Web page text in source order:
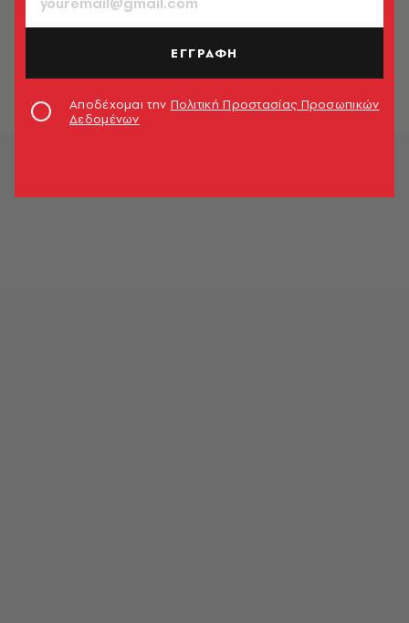
Θρίλερ στην Ιαπωνία: Έκρηξη σε
σεισμόΕΓΓΡΑΦΗ
Αποδέχομαι την Πολιτική Προστασίας Προσωπικών
Δεδομένων